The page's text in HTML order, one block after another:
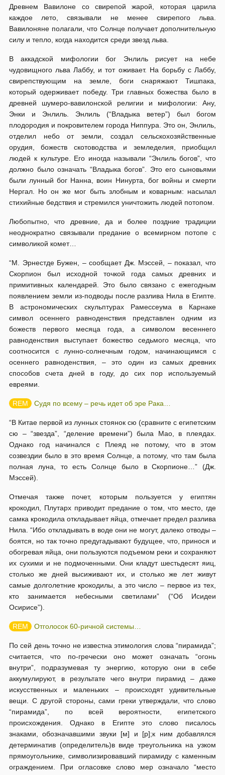
Древнем Вавилоне со свирепой жарой, которая царила
каждое лето, связывали не менее свирепого льва.
Вавилоняне полагали, что Солнце получает дополнительную
силу и тепло, когда находится среди звезд льва.
В аккадской мифологии бог Энлиль рисует на небе
чудовищного льва Лаббу, и тот оживает. На борьбу с Лаббу,
свирепствующим на земле, боги снаряжают Тишпака,
который одерживает победу. Три главных божества было в
древней шумеро-вавилонской религии и мифологии: Ану,
Энки и Энлиль. Энлиль (“Владыка ветер”) был богом
плодородия и покровителем города Ниппура. Это он, Энлиль,
отделил небо от земли, создал сельскохозяйственные
орудия, божеств скотоводства и земледелия, приобщил
людей к культуре. Его иногда называли “Энлиль богов”, что
должно было означать “Владыка богов”. Это его сыновьями
были лунный бог Нанна, воин Нинурта, бог войны и смерти
Нергал. Но он же мог быть злобным и коварным: насылал
стихийные бедствия и стремился уничтожить людей потопом.
Любопытно, что древние, да и более поздние традиции
неоднократно связывали предание о всемирном потопе с
символикой комет…
“М. Эрнестде Бужен, – сообщает Дж. Мэссей, – показал, что
Скорпион был исходной точкой года самых древних и
примитивных календарей. Это было связано с ежегодным
появлением земли из-подводы после разлива Нила в Египте.
В астрономических скульптурах Рамессеума в Карнаке
символ осеннего равноденствия представлен одним из
божеств первого месяца года, а символом весеннего
равноденствия выступает божество седьмого месяца, что
соотносится с лунно-солнечным годом, начинающимся с
осеннего равноденствия, – это один из самых древних
способов счета дней в году, до сих пор используемый
евреями.
Судя по всему – речь идет об эре Рака…
“В Китае первой из лунных стоянок сю (сравните с египетским
сю – “звезда”, “деление времени”) была Мао, в плеядах.
Однако год начинался с Плеяд не потому, что в этом
созвездии было в это время Солнце, а потому, что там была
полная луна, то есть Солнце было в Скорпионе…” (Дж.
Мэссей).
Отмечая также почет, которым пользуется у египтян
крокодил, Плутарх приводит предание о том, что место, где
самка крокодила откладывает яйца, отмечает предел разлива
Нила. “Ибо откладывать в воде они не могут, далеко отводы –
боятся, но так точно предугадывают будущее, что, принося и
обогревая яйца, они пользуются подъемом реки и сохраняют
их сухими и не подмоченными. Они кладут шестьдесят яиц,
столько же дней высиживают их, и столько же лет живут
самые долголетние крокодилы, а это число – первое из тех,
кто занимается небесными светилами” (“Об Исидеи
Осирисе”).
Отголосок 60-ричной системы…
По сей день точно не известна этимология слова “пирамида”;
считается, что по-гречески оно может означать “огонь
внутри”, подразумевая ту энергию, которую они в себе
аккумулируют, в результате чего внутри пирамид – даже
искусственных и маленьких – происходят удивительные
вещи. С другой стороны, сами греки утверждали, что слово
“пирамида”, по всей вероятности, египетского
происхождения. Однако в Египте это слово писалось
знаками, обозначавшими звуки [м] и [р];к ним добавлялся
детерминатив (определитель)в виде треугольника на узком
прямоугольнике, символизировавший пирамиду с каменным
ограждением. При огласовке слово мер означало “место